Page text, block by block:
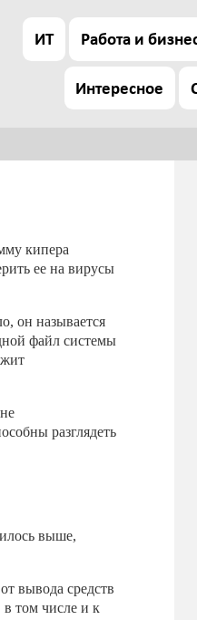
ИТ Работа и
Интересное
кипера
ее на вирусы
он называется
файл системы
разглядеть
выше,
вывода средств
том числе и к